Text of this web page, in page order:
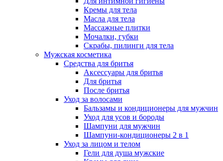
Кремы для тела
Масла для тела
Массажные плитки
Мочалки, губки
Скрабы, пилинги для тела
Мужская косметика
Средства для бритья
Аксессуары для бритья
Для бритья
После бритья
Уход за волосами
Бальзамы и кондиционеры для мужчин
Уход для усов и бороды
Шампуни для мужчин
Шампуни-кондиционеры 2 в 1
Уход за лицом и телом
Гели для душа мужские